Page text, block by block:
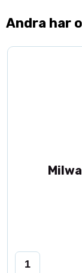
Andra har